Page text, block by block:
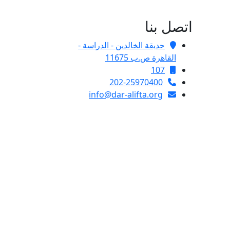
اتصل بنا
حديقة الخالدين - الدراسة -
القاهرة ص.ب 11675
107
202-25970400
info@dar-alifta.org